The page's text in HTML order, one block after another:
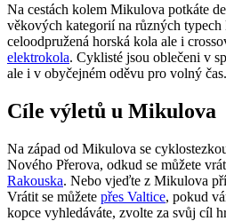
Na cestách kolem Mikulova potkáte
věkových kategorií na různých
celoodpružená horská kola ale i
elektrokola. Cyklisté jsou oblečeni v
ale i v obyčejném oděvu pro volný čas.
Cíle výletů u Mikulova
Na západ od Mikulova se
Nového Přerova, odkud se můžete
Rakouska. Nebo vjeďte z Mikulova
Vrátit se můžete přes Valtice, pokud
kopce vyhledáváte, zvolte za svůj cíl